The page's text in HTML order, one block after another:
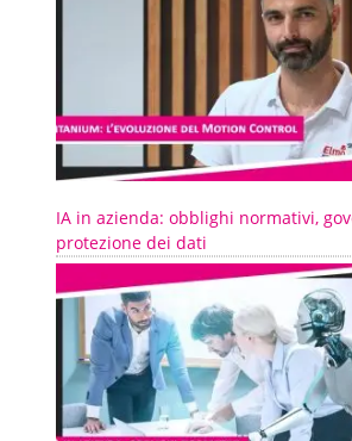
IA in azienda: obblighi normativi,
protezione dei dati